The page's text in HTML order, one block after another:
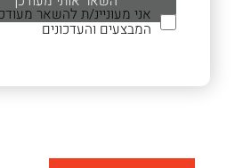
אני מעוניינ/ת להשאר
המבצעים והעדכונים